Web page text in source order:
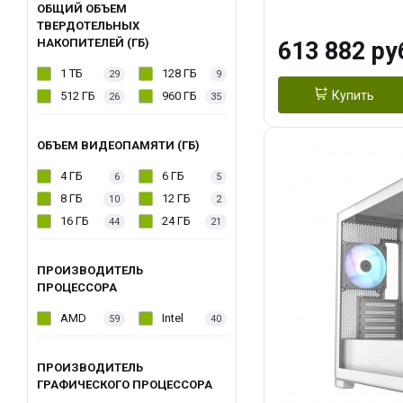
ОБЩИЙ ОБЪЕМ
ТВЕРДОТЕЛЬНЫХ
НАКОПИТЕЛЕЙ (ГБ)
1 ТБ 29 128 ГБ 9
512 ГБ 26 960 ГБ 35
ОБЪЕМ ВИДЕОПАМЯТИ (ГБ)
4 ГБ 6 6 ГБ 5
8 ГБ 10 12 ГБ 2
16 ГБ 44 24 ГБ 21
ПРОИЗВОДИТЕЛЬ
ПРОЦЕССОРА
AMD 59 Intel 40
ПРОИЗВОДИТЕЛЬ
ГРАФИЧЕСКОГО ПРОЦЕССОРА
Turbo/ 960 ГБ
613 882
Купить